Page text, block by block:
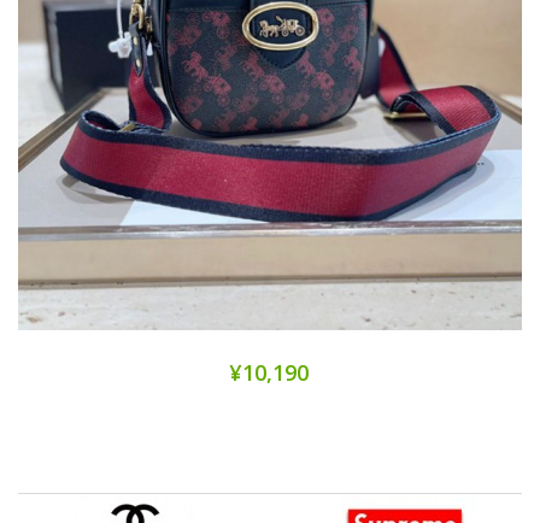
¥10,190